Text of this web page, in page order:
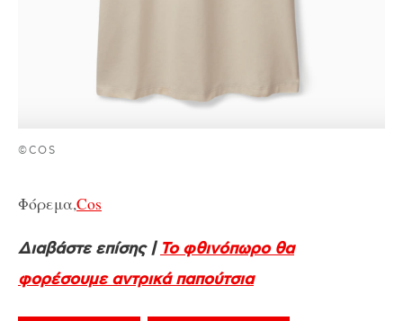
©COS
Φόρεμα,Cos
Διαβάστε επίσης | Το φθινόπωρο θα
φορέσουμε αντρικά παπούτσια